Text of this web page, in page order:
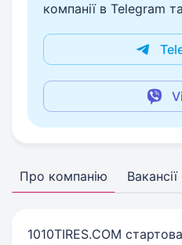
компанії в Telegram
Про компанію Вакансії
1010TIRES.COM